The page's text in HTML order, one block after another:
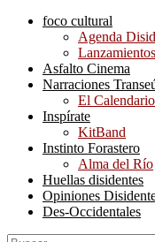
foco cultural
Agenda
Lanzamientos
Asfalto Cinema
Narraciones
El
Inspírate
KitBand
Instinto Forastero
Alma del Río
Huellas disidentes
Opiniones
Des-Occidentales